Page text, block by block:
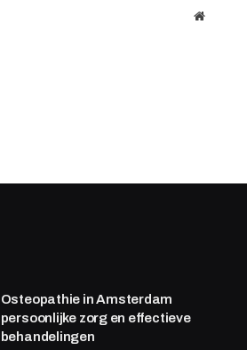
Website
Osteopathie in Amsterdam
persoonlijke zorg en effectieve
behandelingen